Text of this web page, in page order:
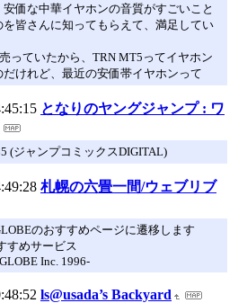
価な中華イヤホンの音質がすごいこと
を皆さんに知ってもらえて、満足してい
っていたから、TRN MT5ってイヤホン
だけれど、最近の安価帯イヤホンって
となりのヤングジャンプ : ワ
(ジャンプコミックスDIGITAL)
札幌の六畳一間/ウェブリブ
のおすすめページに遷移します
すめサービス
Inc. 1996-
ls@usada’s Backyard